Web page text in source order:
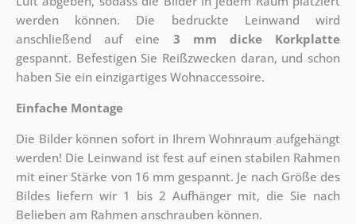
werden können. Die bedruckte Leinwand wird
anschließend auf eine 3 mm dicke Korkplatte
gespannt. Befestigen Sie Reißzwecken daran, und schon
haben Sie ein einzigartiges Wohnaccessoire.
Einfache Montage
Die Bilder können sofort in Ihrem Wohnraum aufgehängt
werden! Die Leinwand ist fest auf einen stabilen Rahmen
mit einer Stärke von 16 mm gespannt. Je nach Größe des
Bildes liefern wir 1 bis 2 Aufhänger mit, die Sie nach
Belieben am Rahmen anschrauben können.